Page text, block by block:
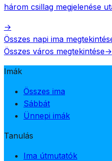
három csillag megjelenése
→
Összes napi ima
Összes város megtekintése→
Imák
Összes ima
Sábbát
Ünnepi imák
Tanulás
Ima útmutatók